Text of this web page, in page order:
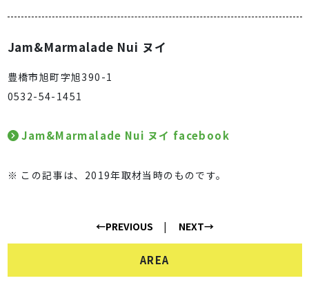
Jam&Marmalade Nui ヌイ
豊橋市旭町字旭390-1
0532-54-1451
Jam&Marmalade Nui ヌイ facebook
※ この記事は、2019年取材当時のものです。
←PREVIOUS NEXT→
AREA